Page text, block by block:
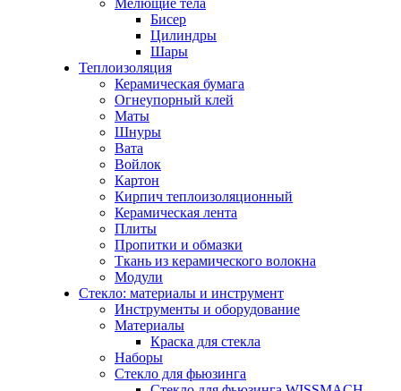
Мелющие тела
Бисер
Цилиндры
Шары
Теплоизоляция
Керамическая бумага
Огнеупорный клей
Маты
Шнуры
Вата
Войлок
Картон
Кирпич теплоизоляционный
Керамическая лента
Плиты
Пропитки и обмазки
Ткань из керамического волокна
Модули
Стекло: материалы и инструмент
Инструменты и оборудование
Материалы
Краска для стекла
Наборы
Стекло для фьюзинга